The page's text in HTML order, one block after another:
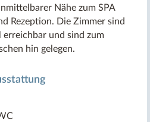
Nähe zum SPA
Rezeption. Die Zimmer sind
erreichbar und sind zum
hin gelegen.